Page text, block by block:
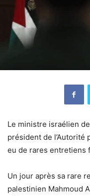
Le ministre israélien
président de l’Autorité
eu de rares entretiens
Un jour après sa rare
palestinien Mahmoud